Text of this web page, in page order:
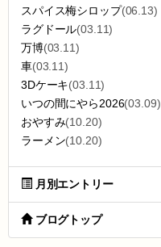
スパイス梅シロップ(06.13)
ラグドール(03.11)
万博(03.11)
車(03.11)
3Dケーキ(03.11)
いつの間にやら2026(03.09)
おやすみ(10.20)
ラーメン(10.20)
月別エントリー
ブログトップ